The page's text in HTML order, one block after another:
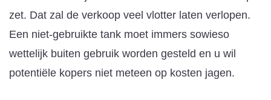
zet. Dat zal de verkoop veel vlotter laten verlopen.
Een niet-gebruikte tank moet immers sowieso
wettelijk buiten gebruik worden gesteld en u wil
potentiële kopers niet meteen op kosten jagen.